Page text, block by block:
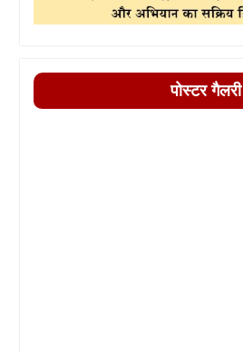
पोस्टर गैलरी